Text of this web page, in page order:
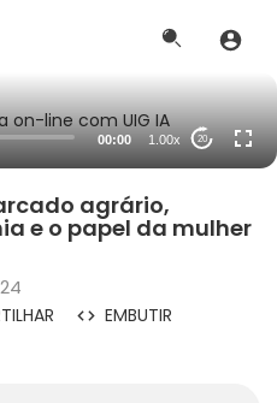
on-line com UIG IA
00:00 1.00x 20
agrário,
e o papel da mulher
EMBUTIR